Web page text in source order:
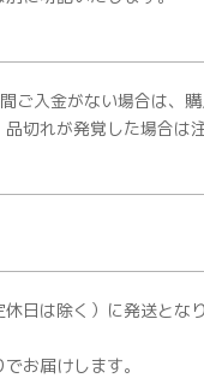
ご入金がない場合は、
切れが発覚した場合は
日は除く）に発送とな
お届けします。